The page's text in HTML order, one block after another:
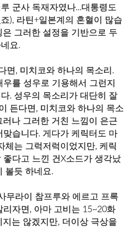
군사 독재자였나...대통령도
), 라틴+일본계의 혼혈이 많습
은 그러한 설정을 기반으로 두
요.
면, 미치코와 하나의 목소리.
를 성우로 기용해서 그런지
. 성우의 목소리가 대단히 잘
든다면, 미치코와 하나의 목소
러나 그러한 거친 느낌이 은근
맞습니다. 게다가 케릭터도 마
체는 그럭저럭이었지만, 케릭
좋다고 느낀 건X소드가 생각났
볼듯 하네요.
무라이 참프루와 에르고 프록
리자면, 아마 고비는 15~20화
지는 않겠지만, 더이상 극상을